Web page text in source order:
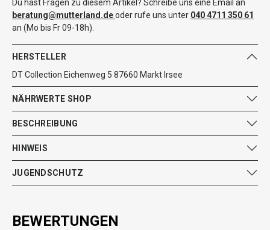
Du hast Fragen zu diesem Artikel? Schreibe uns eine Email an
beratung@mutterland.deoder rufe uns unter 040 4711 350 61
an (Mo bis Fr 09-18h).
HERSTELLER
DT Collection Eichenweg 5 87660 Markt Irsee
NÄHRWERTE SHOP
BESCHREIBUNG
HINWEIS
JUGENDSCHUTZ
BEWERTUNGEN